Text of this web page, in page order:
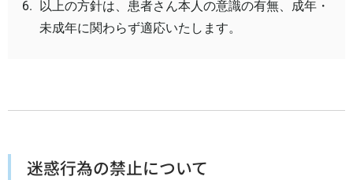
以上の方針は、患者さん本人の意識の有無、成年・
未成年に関わらず適応いたします。
迷惑行為の禁止について